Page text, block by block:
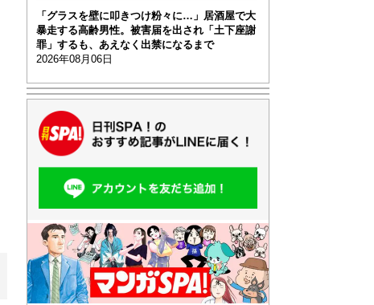
「グラスを壁に叩きつけ粉々に…」居酒屋で大
暴走する高齢男性。被害届を出され「土下座謝
罪」するも、あえなく出禁になるまで
2026年08月06日